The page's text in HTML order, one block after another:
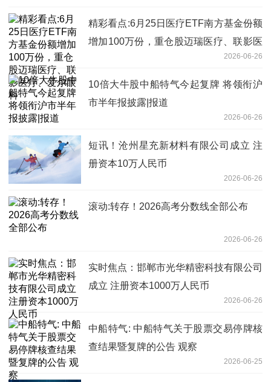
精彩看点:6月25日医疗ETF南方基金份额
增加100万份，重仓股迈瑞医疗、联影医
2026-06-26
10倍大牛股中船特气今起复牌 将领衔沪
市半年报披露|报道
2026-06-26
短讯！沧州星充新材料有限公司成立 注
册资本10万人民币
2026-06-26
滚动:转存！2026高考分数线全部公布
2026-06-26
实时焦点：邯郸市光华精密科技有限公司
成立 注册资本1000万人民币
2026-06-26
中船特气: 中船特气关于股票交易停牌核
查结果暨复牌的公告 观察
2026-06-25